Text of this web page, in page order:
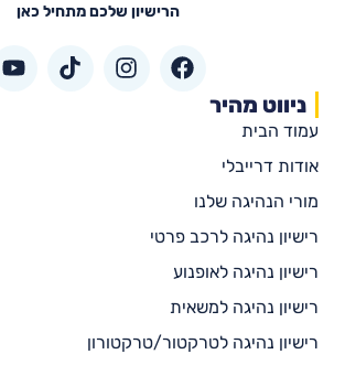
הרישיון שלכם מתחיל כאן
ניווט מהיר
עמוד הבית
אודות דרייבלי
מורי הנהיגה שלנו
רישיון נהיגה לרכב פרטי
רישיון נהיגה לאופנוע
רישיון נהיגה למשאית
רישיון נהיגה לטרקטור/טרקטורון